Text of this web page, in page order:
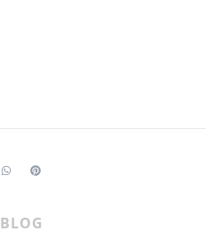
BLOG